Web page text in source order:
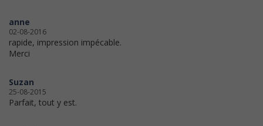
anne
02-08-2016
rapide, impression impécable.
Merci
Suzan
25-08-2015
Parfait, tout y est.